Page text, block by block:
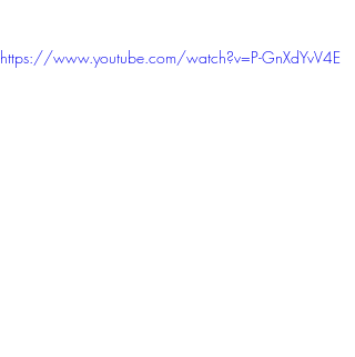
https://www.youtube.com/watch?v=P-GnXdYvV4E